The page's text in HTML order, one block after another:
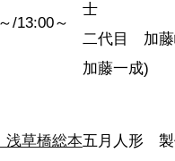
/13:00～
士
二代目 加
加藤一成)
草橋総本五月人形 製